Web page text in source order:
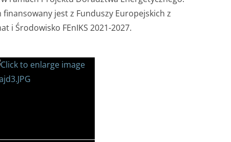
jest z Funduszy Europejskich z
i Środowisko FEnIKS 2021-2027.